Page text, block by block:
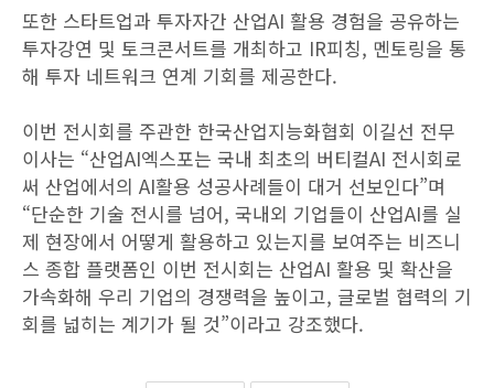
또한 스타트업과 투자자간 산업AI 활용 경험을 공유하는
투자강연 및 토크콘서트를 개최하고 IR피칭, 멘토링을 통
해 투자 네트워크 연계 기회를 제공한다.
이번 전시회를 주관한 한국산업지능화협회 이길선 전무
이사는 “산업AI엑스포는 국내 최초의 버티컬AI 전시회로
써 산업에서의 AI활용 성공사례들이 대거 선보인다”며
“단순한 기술 전시를 넘어, 국내외 기업들이 산업AI를 실
제 현장에서 어떻게 활용하고 있는지를 보여주는 비즈니
스 종합 플랫폼인 이번 전시회는 산업AI 활용 및 확산을
가속화해 우리 기업의 경쟁력을 높이고, 글로벌 협력의 기
회를 넓히는 계기가 될 것”이라고 강조했다.